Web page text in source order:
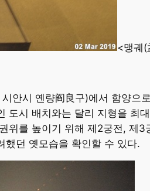
<맹궤(
안시 옌량阎良구)에서 함양으
시 배치와는 달리 지형을 최
를 높이기 위해 제2궁전, 제
했던 옛모습을 확인할 수 있다.